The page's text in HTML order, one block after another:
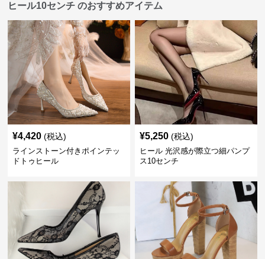
ヒール10センチ のおすすめアイテム
¥4,420 (税込)
ラインストーン付きポインテッ
ドトゥヒール
¥5,250 (税込)
ヒール 光沢感が際立つ細パンプ
ス10センチ